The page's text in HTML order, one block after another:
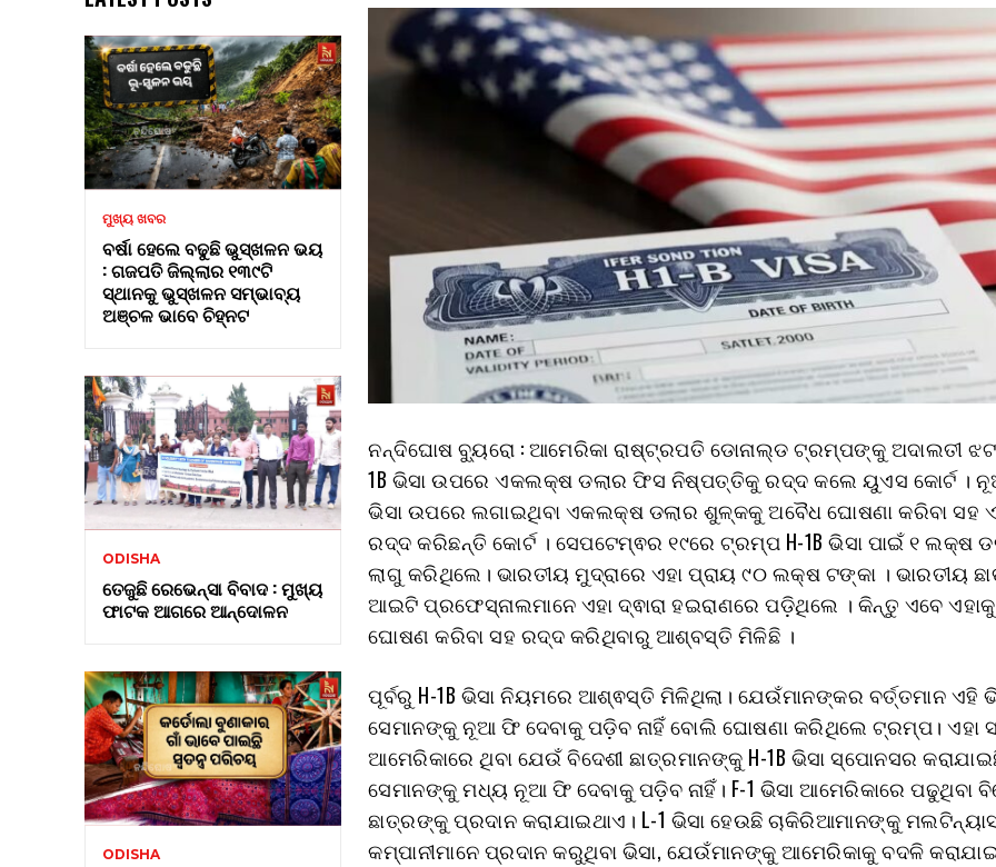
ମୁଖ୍ୟ ଖବର
ବର୍ଷା ହେଲେ ବଢୁଛି ଭୁସ୍ଖଳନ ଭୟ
: ଗଜପତି ଜିଲ୍ଲାର ୧୩୯ଟି
ସ୍ଥାନକୁ ଭୁସ୍ଖଳନ ସମ୍ଭାବ୍ୟ
ଅଞ୍ଚଳ ଭାବେ ଚିହ୍ନଟ
ODISHA
ତେଜୁଛି ରେଭେନ୍ସା ବିବାଦ : ମୁଖ୍ୟ
ଫାଟକ ଆଗରେ ଆନ୍ଦୋଳନ
ODISHA
ନନ୍ଦିଘୋଷ ବ୍ୟୁରୋ : ଆମେରିକା ରାଷ୍ଟ୍ରପତି ଡୋନାଲ୍ଡ ଟ୍ରମ୍ପଙ୍କୁ ଅଦାଲତୀ
1B ଭିସା ଉପରେ ଏକଲକ୍ଷ ଡଲାର ଫିସ ନିଷ୍ପତ୍ତିକୁ ରଦ୍ଦ କଲେ ୟୁଏସ କୋର୍ଟ ।
ଭିସା ଉପରେ ଲଗାଇଥିବା ଏକଲକ୍ଷ ଡଲାର ଶୁଳ୍କକୁ ଅବୈଧ ଘୋଷଣା କରିବା ସହ
ରଦ୍ଦ କରିଛନ୍ତି କୋର୍ଟ । ସେପଟେମ୍ଵର ୧୯ରେ ଟ୍ରମ୍ପ H-1B ଭିସା ପାଇଁ ୧ ଲକ୍ଷ
ଲାଗୁ କରିଥିଲେ। ଭାରତୀୟ ମୁଦ୍ରାରେ ଏହା ପ୍ରାୟ ୯୦ ଲକ୍ଷ ଟଙ୍କା । ଭାରତୀୟ
ଆଇଟି ପ୍ରଫେସ୍ନାଲମାନେ ଏହା ଦ୍ଵାରା ହଇରାଣରେ ପଡ଼ିଥିଲେ । କିନ୍ତୁ ଏବେ
ଘୋଷଣ କରିବା ସହ ରଦ୍ଦ କରିଥିବାରୁ ଆଶ୍ବସ୍ତି ମିଳିଛି ।
ପୂର୍ବରୁ H-1B ଭିସା ନିୟମରେ ଆଶ୍ଵସ୍ତି ମିଳିଥିଲା। ଯେଉଁମାନଙ୍କର ବର୍ତ୍ତମାନ ଏହି
ସେମାନଙ୍କୁ ନୂଆ ଫି ଦେବାକୁ ପଡ଼ିବ ନାହିଁ ବୋଲି ଘୋଷଣା କରିଥିଲେ ଟ୍ରମ୍ପ। ଏହା
ଆମେରିକାରେ ଥିବା ଯେଉଁ ବିଦେଶୀ ଛାତ୍ରମାନଙ୍କୁ H-1B ଭିସା ସ୍ପୋନସର
ସେମାନଙ୍କୁ ମଧ୍ୟ ନୂଆ ଫି ଦେବାକୁ ପଡ଼ିବ ନାହିଁ। F-1 ଭିସା ଆମେରିକାରେ ପଢୁଥିବା
ଛାତ୍ରଙ୍କୁ ପ୍ରଦାନ କରାଯାଇଥାଏ। L-1 ଭିସା ହେଉଛି ଚାକିରିଆମାନଙ୍କୁ
କମ୍ପାନୀମାନେ ପ୍ରଦାନ କରୁଥିବା ଭିସା, ଯେଉଁମାନଙ୍କୁ ଆମେରିକାକୁ ବଦଳି